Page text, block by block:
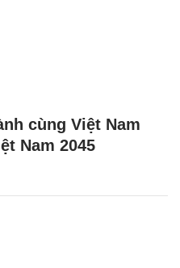
cùng Việt Nam
Nam 2045